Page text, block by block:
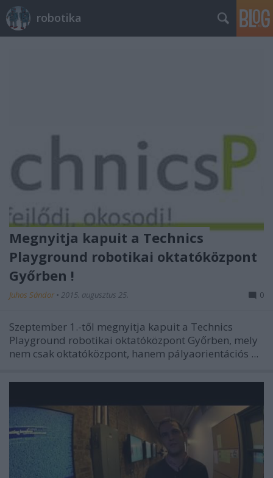
robotika
Megnyitja kapuit a Technics
Playground robotikai oktatóközpont
Győrben !
Juhos Sándor • 2015. augusztus 25. 0
Szeptember 1.-től megnyitja kapuit a Technics
Playground robotikai oktatóközpont Győrben, mely
nem csak oktatóközpont, hanem pályaorientációs ...